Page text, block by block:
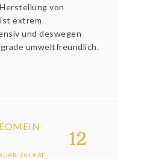
von
extrem
und deswegen
umweltfreundlich.
12
2014 AT